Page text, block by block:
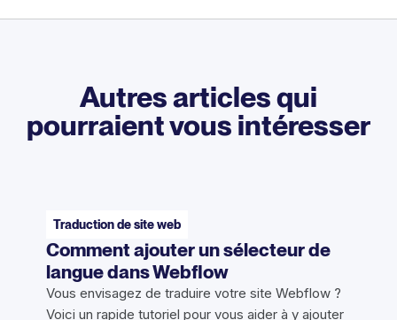
Autres articles qui
pourraient vous intéresser
Traduction de site web
Comment ajouter un sélecteur de
langue dans Webflow
Vous envisagez de traduire votre site Webflow ?
Voici un rapide tutoriel pour vous aider à y ajouter